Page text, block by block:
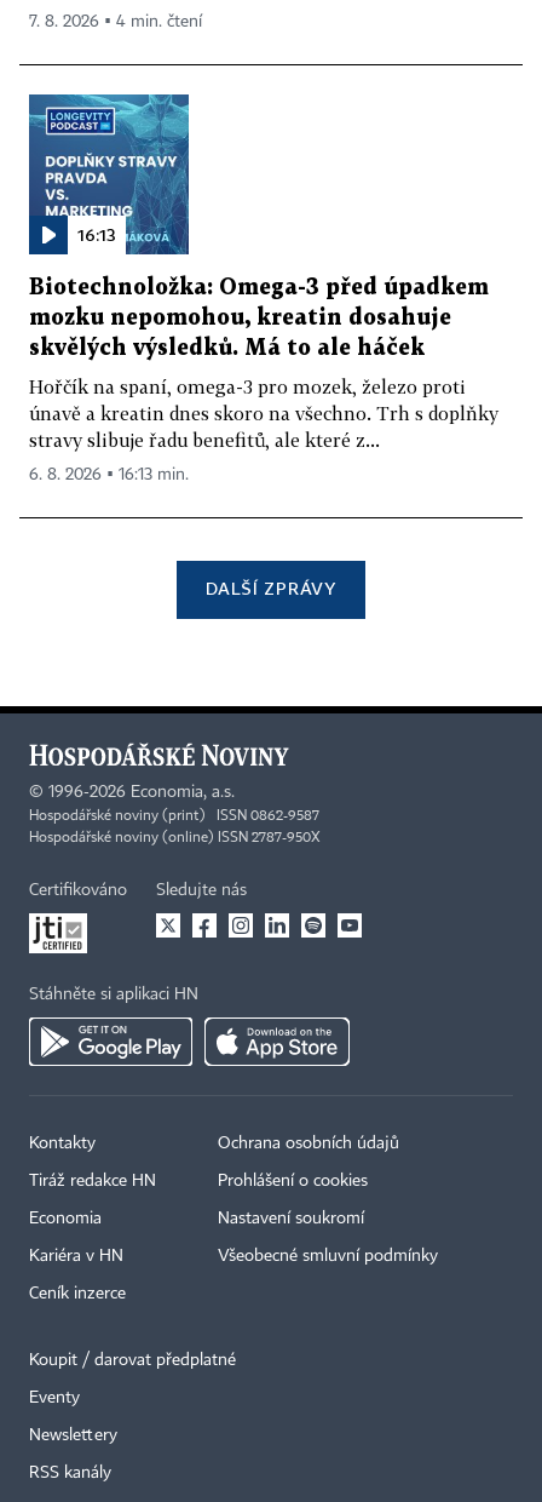
7. 8. 2026 ▪ 4 min. čtení
16:13
Biotechnoložka: Omega-3 před úpadkem
mozku nepomohou, kreatin dosahuje
skvělých výsledků. Má to ale háček
Hořčík na spaní, omega-3 pro mozek, železo proti
únavě a kreatin dnes skoro na všechno. Trh s doplňky
stravy slibuje řadu benefitů, ale které z...
6. 8. 2026 ▪ 16:13 min.
DALŠÍ ZPRÁVY
© 1996-2026 Economia, a.s.
Hospodářské noviny (print) ISSN 0862-9587
Hospodářské noviny (online) ISSN 2787-950X
Certifikováno Sledujte nás
Stáhněte si aplikaci HN
Kontakty
Tiráž redakce HN
Economia
Kariéra v HN
Ceník inzerce
Ochrana osobních údajů
Prohlášení o cookies
Nastavení soukromí
Všeobecné smluvní podmínky
Koupit / darovat předplatné
Eventy
Newslettery
RSS kanály